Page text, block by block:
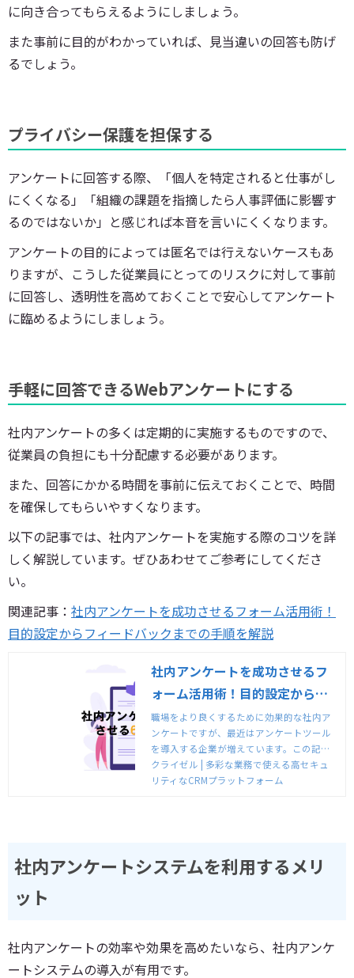
に向き合ってもらえるようにしましょう。
また事前に目的がわかっていれば、見当違いの回答も防げ
るでしょう。
プライバシー保護を担保する
アンケートに回答する際、「個人を特定されると仕事がし
にくくなる」「組織の課題を指摘したら人事評価に影響す
るのではないか」と感じれば本音を言いにくくなります。
アンケートの目的によっては匿名では行えないケースもあ
りますが、こうした従業員にとってのリスクに対して事前
に回答し、透明性を高めておくことで安心してアンケート
に臨めるようにしましょう。
手軽に回答できるWebアンケートにする
社内アンケートの多くは定期的に実施するものですので、
従業員の負担にも十分配慮する必要があります。
また、回答にかかる時間を事前に伝えておくことで、時間
を確保してもらいやすくなります。
以下の記事では、社内アンケートを実施する際のコツを詳
しく解説しています。ぜひあわせてご参考にしてくださ
い。
関連記事： 社内アンケートを成功させるフォーム活用術！
目的設定からフィードバックまでの手順を解説
社内アンケートを成功させるフ
ォーム活用術！目的設定からフ
ィードバックまでの手順を解説 |
クライゼル | 多彩な業務で使え
る高セキュリティなCRMプラッ
トフォーム
職場をより良くするために効果的な社内ア
ンケートですが、最近はアンケートツール
を導入する企業が増えています。この記事
では、社内アンケートを成功に導くための
アンケートツールの活用術を伝授していま
クライゼル | 多彩な業務で使える高セキュ
リティなCRMプラットフォーム
社内アンケートシステムを利用するメリ
ット
社内アンケートの効率や効果を高めたいなら、社内アンケ
ートシステムの導入が有用です。